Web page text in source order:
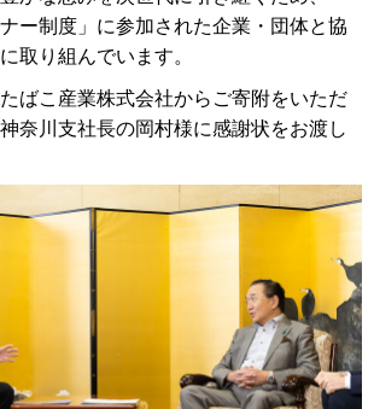
ナー制度」に参加された企業・団体と協
取り組んでいます。
ばこ産業株式会社からご寄附をいただ
奈川支社長の岡村様に感謝状をお渡し